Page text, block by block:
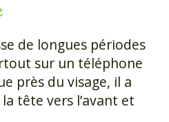
de longues périodes
sur un téléphone
près du visage, il a
tête vers l’avant et